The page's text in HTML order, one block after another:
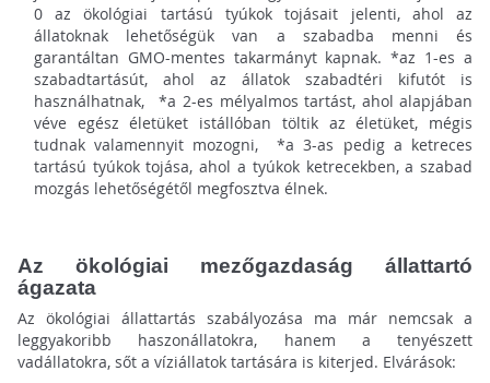
0 az ökológiai tartású tyúkok tojásait jelenti, ahol az
állatoknak lehetőségük van a szabadba menni és
garantáltan GMO-mentes takarmányt kapnak. *az 1-es a
szabadtartásút, ahol az állatok szabadtéri kifutót is
használhatnak, *a 2-es mélyalmos tartást, ahol alapjában
véve egész életüket istállóban töltik az életüket, mégis
tudnak valamennyit mozogni, *a 3-as pedig a ketreces
tartású tyúkok tojása, ahol a tyúkok ketrecekben, a szabad
mozgás lehetőségétől megfosztva élnek.
Az ökológiai mezőgazdaság állattartó
ágazata
Az ökológiai állattartás szabályozása ma már nemcsak a
leggyakoribb haszonállatokra, hanem a tenyészett
vadállatokra, sőt a víziállatok tartására is kiterjed. Elvárások: